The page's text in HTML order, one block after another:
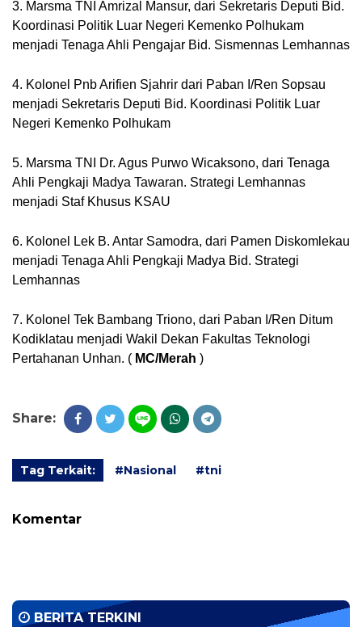
3. Marsma TNI Amrizal Mansur, dari Sekretaris Deputi Bid.
Koordinasi Politik Luar Negeri Kemenko Polhukam
menjadi Tenaga Ahli Pengajar Bid. Sismennas Lemhannas
4. Kolonel Pnb Arifien Sjahrir dari Paban I/Ren Sopsau
menjadi Sekretaris Deputi Bid. Koordinasi Politik Luar
Negeri Kemenko Polhukam
5. Marsma TNI Dr. Agus Purwo Wicaksono, dari Tenaga
Ahli Pengkaji Madya Tawaran. Strategi Lemhannas
menjadi Staf Khusus KSAU
6. Kolonel Lek B. Antar Samodra, dari Pamen Diskomlekau
menjadi Tenaga Ahli Pengkaji Madya Bid. Strategi
Lemhannas
7. Kolonel Tek Bambang Triono, dari Paban I/Ren Ditum
Kodiklatau menjadi Wakil Dekan Fakultas Teknologi
Pertahanan Unhan. ( MC/Merah )
Share:
Tag Terkait: #Nasional #tni
Komentar
BERITA TERKINI